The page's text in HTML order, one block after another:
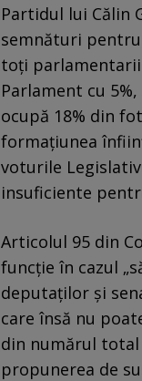
Partidul lui Călin
semnături pentru
toți
Parlament cu
ocupă 18% din
formațiunea
voturile
insuficiente
Articolul 95 din
funcție în cazul
deputaţilor şi
care însă nu
din numărul total
propunerea de